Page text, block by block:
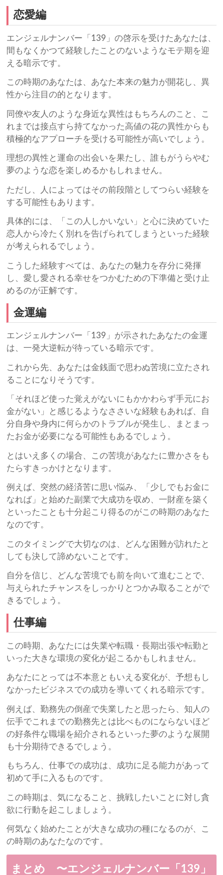
恋愛編
エンジェルナンバー「139」の啓示を受けたあなたは、
間もなくかつて経験したことのないようなモテ期を迎
える暗示です。
この時期のあなたは、あなた本来の魅力が開花し、異
性から注目の的となります。
同僚や友人のような身近な異性はもちろんのこと、こ
れまでは接点すら持てなかった高値の花の異性からも
積極的なアプローチを受ける可能性が高いでしょう。
理想の異性と運命の出会いを果たし、誰もがうらやむ
夢のような恋を楽しめるかもしれません。
ただし、人によってはその前段階としてつらい経験を
する可能性もあります。
具体的には、「この人しかいない」と心に決めていた
恋人から冷たく別れを告げられてしまうといった経験
が考えられるでしょう。
こうした経験すべては、あなたの魅力を存分に発揮
し、愛し愛される幸せをつかむための下準備と受け止
めるのが正解です。
金運編
エンジェルナンバー「139」が示されたあなたの金運
は、一発大逆転が待っている暗示です。
これから先、あなたは金銭面で思わぬ苦境に立たされ
ることになりそうです。
「それほど使った覚えがないにもかかわらず手元にお
金がない」と感じるようなささいな経験もあれば、自
分自身や身内に何らかのトラブルが発生し、まとまっ
たお金が必要になる可能性もあるでしょう。
とはいえ多くの場合、この苦境があなたに豊かさをも
たらすきっかけとなります。
例えば、突然の経済苦に思い悩み、「少しでもお金に
なれば」と始めた副業で大成功を収め、一財産を築く
といったことも十分起こり得るのがこの時期のあなた
なのです。
このタイミングで大切なのは、どんな困難が訪れたと
しても決して諦めないことです。
自分を信じ、どんな苦境でも前を向いて進むことで、
与えられたチャンスをしっかりとつかみ取ることがで
きるでしょう。
仕事編
この時期、あなたには失業や転職・長期出張や転勤と
いった大きな環境の変化が起こるかもしれません。
あなたにとっては不本意ともいえる変化が、予想もし
なかったビジネスでの成功を導いてくれる暗示です。
例えば、勤務先の倒産で失業したと思ったら、知人の
伝手でこれまでの勤務先とは比べものにならないほど
の好条件な職場を紹介されるといった夢のような展開
も十分期待できるでしょう。
もちろん、仕事での成功は、成功に足る能力があって
初めて手に入るものです。
この時期は、気になること、挑戦したいことに対し貪
欲に行動を起こしましょう。
何気なく始めたことが大きな成功の種になるのが、こ
の時期のあなたなのです。
まとめ 〜エンジェルナンバー「139」